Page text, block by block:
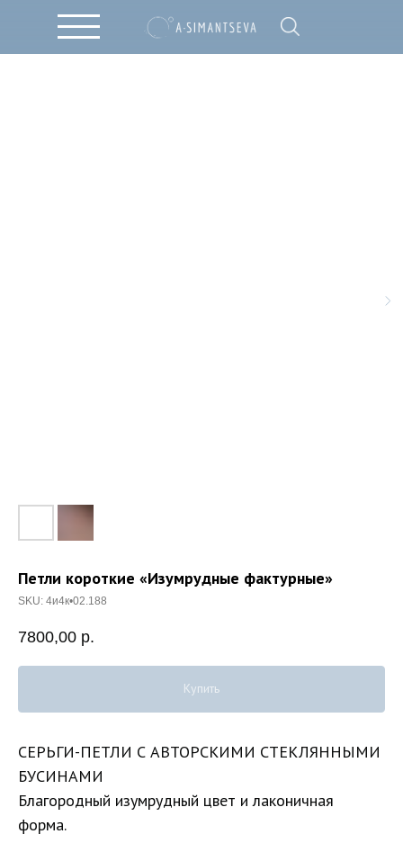
Петли короткие «Изумрудные фактурные»
SKU: 4и4к•02.188
7800,00 р.
Купить
СЕРЬГИ-ПЕТЛИ С АВТОРСКИМИ СТЕКЛЯННЫМИ
БУСИНАМИ
Благородный изумрудный цвет и лаконичная
форма.